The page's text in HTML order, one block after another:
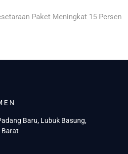
Paket Meningkat 15 Persen
E N
Baru, Lubuk Basung,
Barat